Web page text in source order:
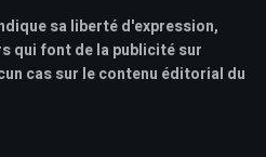
sa liberté d'expression,
qui font de la publicité sur
cas sur le contenu éditorial du